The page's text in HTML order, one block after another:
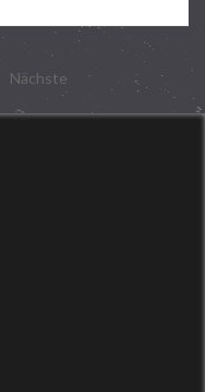
Nächste